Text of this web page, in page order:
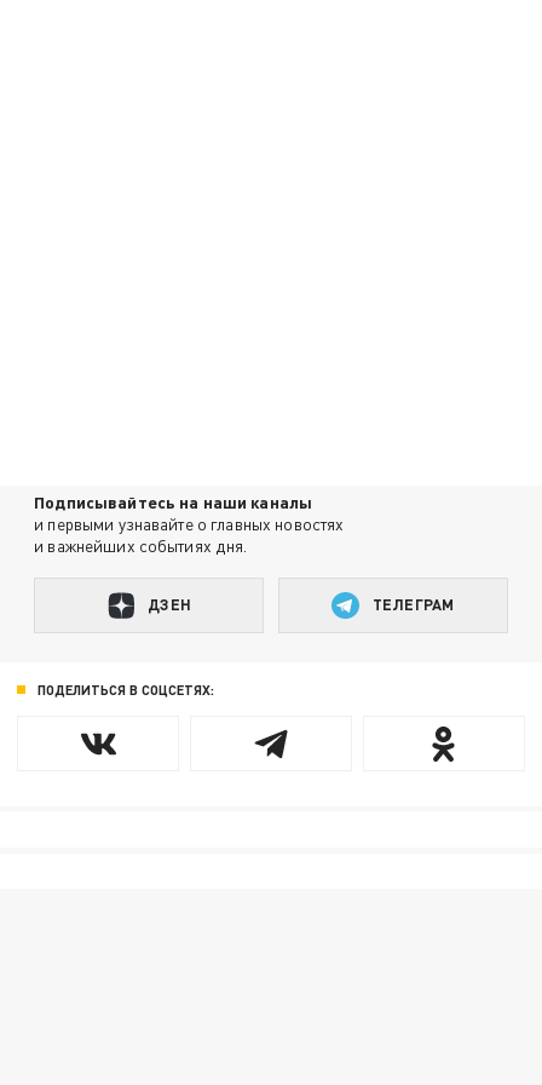
Подписывайтесь на наши каналы
и первыми узнавайте о главных новостях
и важнейших событиях дня.
ДЗЕН ТЕЛЕГРАМ
ПОДЕЛИТЬСЯ В СОЦСЕТЯХ: